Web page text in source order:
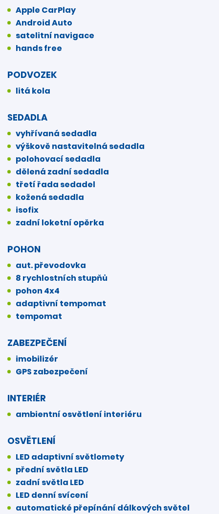
Apple CarPlay
Android Auto
satelitní navigace
hands free
PODVOZEK
litá kola
SEDADLA
vyhřívaná sedadla
výškově nastavitelná sedadla
polohovací sedadla
dělená zadní sedadla
třetí řada sedadel
kožená sedadla
isofix
zadní loketní opěrka
POHON
aut. převodovka
8 rychlostních stupňů
pohon 4x4
adaptivní tempomat
tempomat
ZABEZPEČENÍ
imobilizér
GPS zabezpečení
INTERIÉR
ambientní osvětlení interiéru
OSVĚTLENÍ
LED adaptivní světlomety
přední světla LED
zadní světla LED
LED denní svícení
automatické přepínání dálkových světel